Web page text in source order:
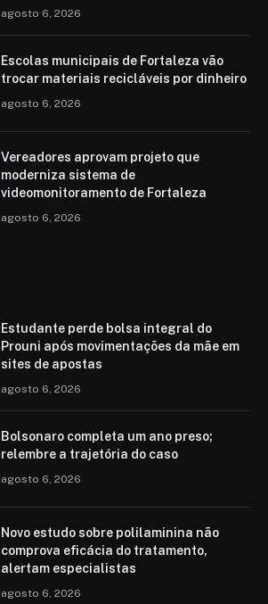
agosto 6, 2026
Escolas municipais de Fortaleza vão
trocar materiais recicláveis por dinheiro
agosto 6, 2026
Vereadores aprovam projeto que
moderniza sistema de
videomonitoramento de Fortaleza
agosto 6, 2026
Estudante perde bolsa integral do
Prouni após movimentações da mãe em
sites de apostas
agosto 6, 2026
Bolsonaro completa um ano preso;
relembre a trajetória do caso
agosto 6, 2026
Novo estudo sobre polilaminina não
comprova eficácia do tratamento,
alertam especialistas
agosto 6, 2026